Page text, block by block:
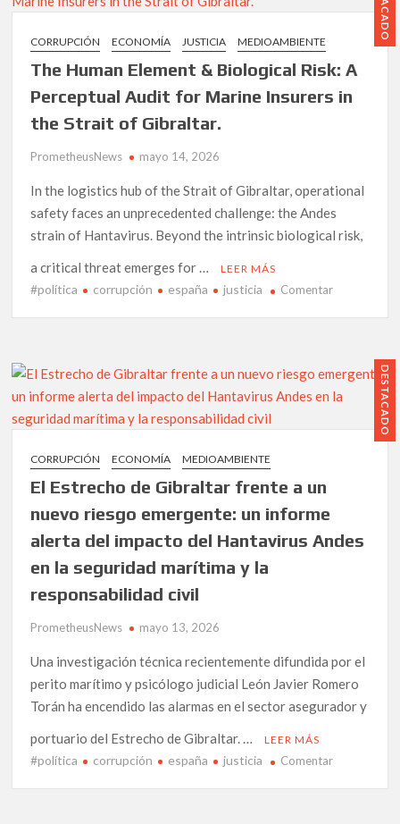
sobre
impacto
real
de
Levante
almeriense
CORRUPCIÓN ECONOMÍA JUSTICIA MEDIOAMBIENTE
The Human Element & Biological Risk: A
Perceptual Audit for Marine Insurers in
the Strait of Gibraltar.
PrometheusNews mayo 14, 2026
In the logistics hub of the Strait of Gibraltar, operational
safety faces an unprecedented challenge: the Andes
strain of Hantavirus. Beyond the intrinsic biological risk,
a critical threat emerges for …
LEER MÁS
#política corrupción españa justicia Comentaren
Biological
A
Perceptual
in
DESTACADO
CORRUPCIÓN ECONOMÍA MEDIOAMBIENTE
El Estrecho de Gibraltar frente a un
nuevo riesgo emergente: un informe
alerta del impacto del Hantavirus Andes
en la seguridad marítima y la
responsabilidad civil
PrometheusNews mayo 13, 2026
Una investigación técnica recientemente difundida por el
perito marítimo y psicólogo judicial León Javier Romero
Torán ha encendido las alarmas en el sector asegurador y
portuario del Estrecho de Gibraltar. …
LEER MÁS
#política corrupción españa justicia Comentaren